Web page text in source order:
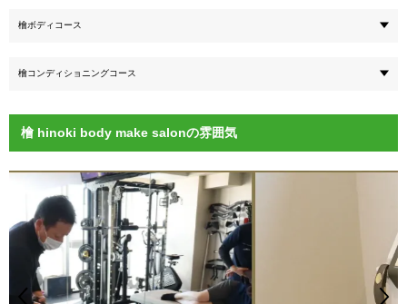
檜ボディコース
檜コンディショニングコース
檜 hinoki body make salonの雰囲気